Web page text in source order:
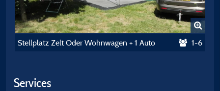
Stellplatz Zelt Oder Wohnwagen + 1 Auto 1-6
Services